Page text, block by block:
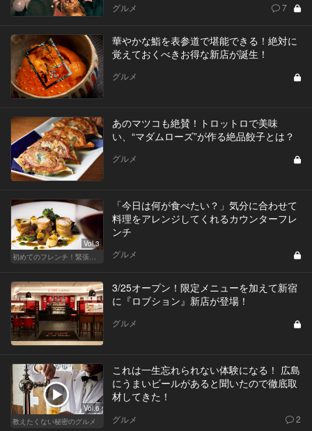
グルメ 7
華やかな鮨を表参道で堪能できる！絶対に
覚えておくべきお得な新店が誕生！
グルメ
あのマツコも絶賛！トロットロで美味
い、“マダムローズ”が作る絶品餃子とは？
グルメ
Vol.3
初めてのフレンチ！緊張せずに楽しめる人気店
「今日は何が食べたい？」気分に合わせて
料理をアレンジしてくれるカウンターフレ
ンチ
グルメ
3/25オープン！限定メニューを加えて新宿
に『ロブション』新店が登場！
グルメ
Vol.6
教えたくない秘密のグルメ
これは一生忘れられない体験になる！ 広島
にうまいビールがあると聞いたので徹底取
材してきた！
グルメ 2